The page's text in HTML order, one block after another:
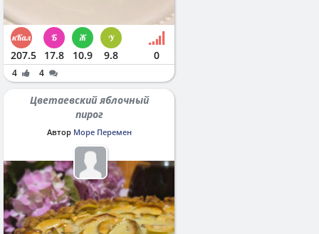
207.5 17.8 10.9 9.8 0
4 4
Цветаевский яблочный
пирог
Автор Море Перемен